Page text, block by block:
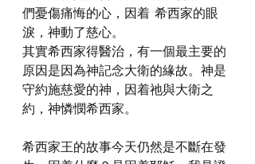
們憂傷痛悔的心，因着  希西家的眼
淚，神動了慈心。
其實希西家得醫治，有一個最主要的
原因是因為神記念大衛的緣故。神是
守約施慈愛的神，因着祂與大衛之
約，神憐憫希西家。
希西家王的故事今天仍然是不斷在發